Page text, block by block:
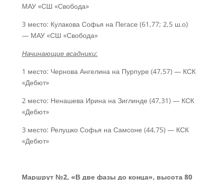
МАУ «СШ «Свобода»
3 место: Кулакова Софья на Пегасе (61,77; 2,5 ш.о)
— МАУ «СШ «Свобода»
Начинающие всадники:
1 место: Чернова Ангелина на Пурпуре (47,57) — КСК
«Дебют»
2 место: Ненашева Ирина на Зиглинде (47,31) — КСК
«Дебют»
3 место: Релушко Софья на Самсоне (44,75) — КСК
«Дебют»
Маршрут №2, «В две фазы до конца», высота 80